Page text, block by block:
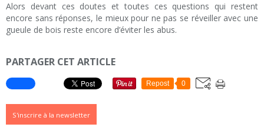
Alors devant ces doutes et toutes ces questions qui restent
encore sans réponses, le mieux pour ne pas se réveiller avec une
gueule de bois reste encore d’éviter les abus.
PARTAGER CET ARTICLE
Repost 0
S'inscrire à la newsletter